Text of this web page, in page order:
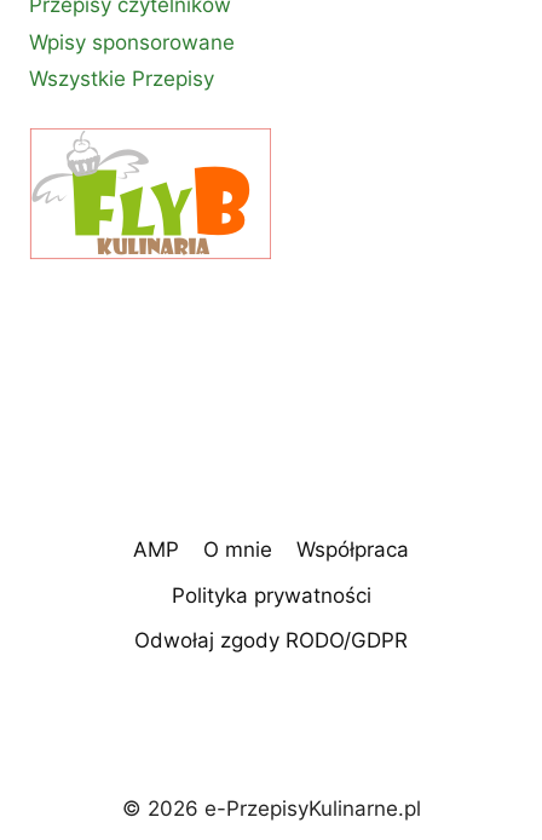
Przepisy czytelników
Wpisy sponsorowane
Wszystkie Przepisy
AMP O mnie
Współpraca
Polityka prywatności
Odwołaj zgody RODO/GDPR
© 2026 e-PrzepisyKulinarne.pl